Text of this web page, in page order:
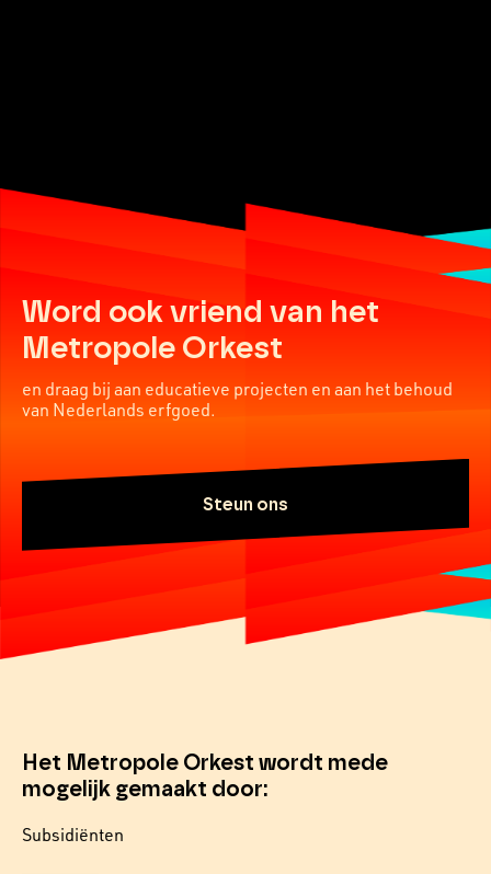
Word ook vriend van het
Metropole Orkest
en draag bij aan educatieve projecten en aan het behoud
van Nederlands erfgoed.
Steun ons
Het Metropole Orkest wordt mede
mogelijk gemaakt door:
Subsidiënten